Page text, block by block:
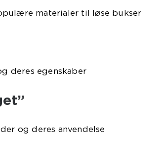
materialer til løse bukser
deres egenskaber
og deres anvendelse